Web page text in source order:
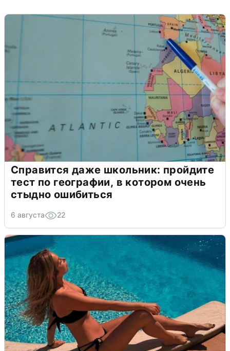
Справится даже школьник: пройдите
тест по географии, в котором очень
стыдно ошибиться
6 августа 22